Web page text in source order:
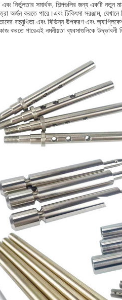
নির্ভুলতার সমার্থক, শিল্পগুলির জন্য একটি
অর্জন করতে পারে।এবং চিকিৎসা সরঞ্জাম,
বহুমুখিতা এবং বিভিন্ন উপকরণ এবং
কাজ করতে পারেএই নমনীয়তা ব্যবসাগুলিকে